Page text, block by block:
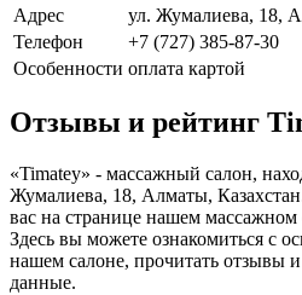
Адрес
ул. Жумалиева, 18,
Телефон
+7 (727) 385-87-30
Особенности оплата картой
Отзывы и рейтинг
«Timatey» - массажный салон,
Жумалиева, 18, Алматы,
вас на странице нашем
Здесь вы можете ознакомиться с
нашем салоне, прочитать отзывы
данные.